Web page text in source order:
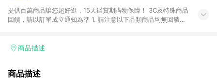
提供百萬商品讓您超好逛，15天鑑賞期購物保障！ 3C及特殊商品
回饋，請以訂單成立通知為準 1. 請注意以下品類商品均無回饋：
電玩/遊戲/相機/單眼/鏡頭/拍立得 [2024/6/1起適用] -內接硬
的購回饋活動享Yahoo超贈點回饋者 - 購物中心商店之商品：商
商品描述
商品描述